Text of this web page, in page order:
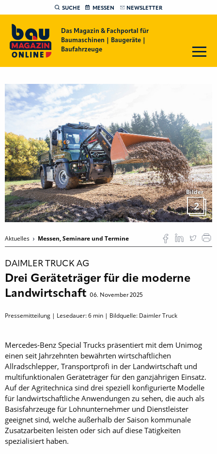
SUCHE MESSEN NEWSLETTER
Das Magazin & Fachportal für
Baumaschinen | Baugeräte |
Baufahrzeuge
Bilder
2
Aktuelles Messen, Seminare und Termine
DAIMLER TRUCK AG
Drei Geräteträger für die moderne
Landwirtschaft 06. November 2025
Pressemitteilung | Lesedauer:6 min | Bildquelle: Daimler Truck
Mercedes-Benz Special Trucks präsentiert mit dem Unimog
einen seit Jahrzehnten bewährten wirtschaftlichen
Allradschlepper, Transportprofi in der Landwirtschaft und
multifunktionalen Geräteträger für den ganzjährigen Einsatz.
Auf der Agritechnica sind drei speziell konfigurierte Modelle
für landwirtschaftliche Anwendungen zu sehen, die auch als
Basisfahrzeuge für Lohnunternehmer und Dienstleister
geeignet sind, welche außerhalb der Saison kommunale
Zusatzarbeiten leisten oder sich auf diese Tätigkeiten
spezialisiert haben.